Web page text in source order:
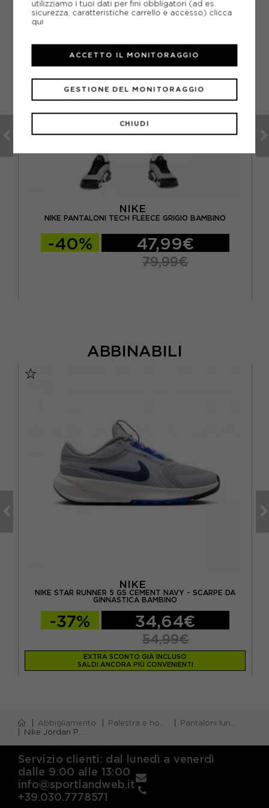
NIKE
NIKE PANTALONI TECH FLEECE GRIGIO BAMBINO
-40% 47,99€
79,99€
ABBINABILI
NIKE
NIKE STAR RUNNER 5 GS CEMENT NAVY - SCARPE DA
GINNASTICA BAMBINO
-37% 34,64€
54,99€
EXTRA SCONTO GIÀ INCLUSO
SALDI ANCORA PIÙ CONVENIENTI
Abbigliamento Palestra e home gym
Pantaloni lunghi palestra
Nike Jordan Pantapolsino Baseline Blue Bambino
Servizio clienti: dal lunedì a venerdì
dalle 9:00 alle 13:00
info@sportlandweb.it
+39.030.7778571
utilizziamo i tuoi dati per fini obbligatori (ad es.
sicurezza, caratteristiche carrello e accesso) clicca
qui
CHIUDI
GESTIONE DEL MONITORAGGIO
ACCETTO IL MONITORAGGIO